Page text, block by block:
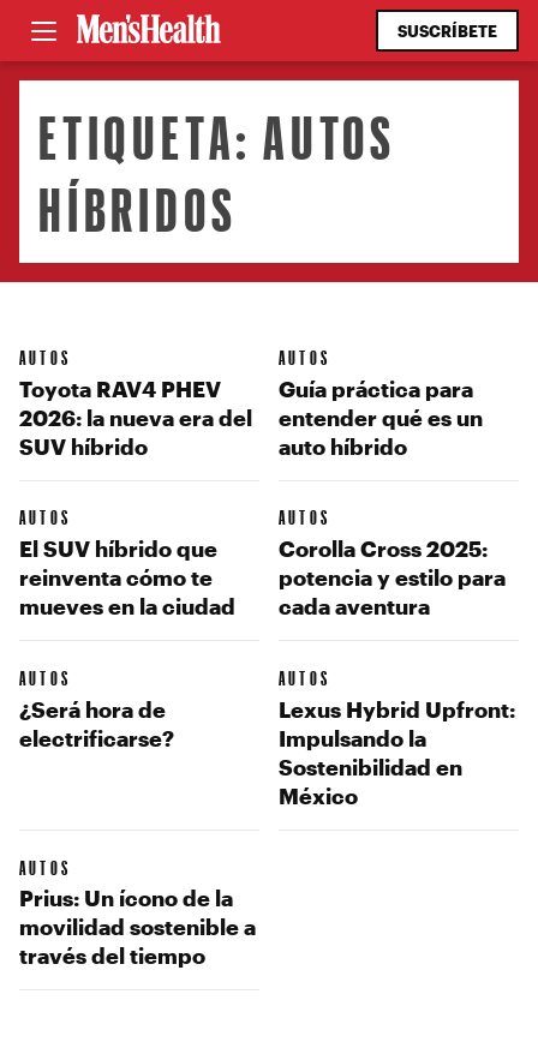
SUSCRÍBETE
ETIQUETA:AUTOS
HÍBRIDOS
AUTOS
Toyota RAV4 PHEV
2026: la nueva era del
SUV híbrido
AUTOS
Guía práctica para
entender qué es un
auto híbrido
AUTOS
El SUV híbrido que
reinventa cómo te
mueves en la ciudad
AUTOS
Corolla Cross 2025:
potencia y estilo para
cada aventura
AUTOS
¿Será hora de
electrificarse?
AUTOS
Lexus Hybrid Upfront:
Impulsando la
Sostenibilidad en
México
AUTOS
Prius: Un ícono de la
movilidad sostenible a
través del tiempo